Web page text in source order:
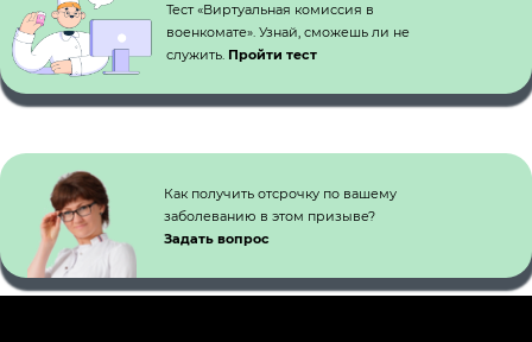
Тест «Виртуальная комиссия в
военкомате». Узнай, сможешь ли не
служить. Пройти тест
Как получить отсрочку по вашему
заболеванию в этом призыве?
Задать вопрос